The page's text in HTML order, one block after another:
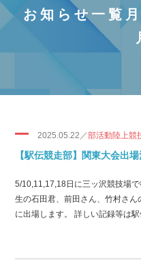
お知らせ一覧
2025.05.22／部活動陸上競
【駅伝競走部】関東大会出
5/10,11,17,18日に三ッ沢競技場
生の石田君、前田さん、竹村さ
に出場します。 詳しい記録等は